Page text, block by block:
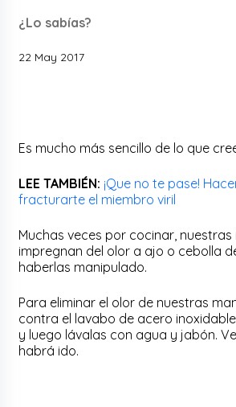
¿Lo sabías?
22 May 2017
Es mucho más sencillo de lo que
LEE TAMBIÉN: ¡Que no te pase!
fracturarte el miembro viril
Muchas veces por cocinar, nuestras
impregnan del olor a ajo o cebolla
haberlas manipulado.
Para eliminar el olor de nuestras
contra el lavabo de acero
y luego lávalas con agua y jabón.
habrá ido.